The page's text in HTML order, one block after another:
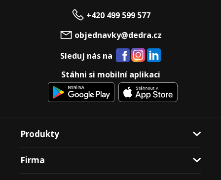
+420 499 599 577
objednavky@dedra.cz
Sleduj nás na
Stáhni si mobilní aplikaci
Produkty
Firma